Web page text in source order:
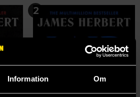
Information Om
2